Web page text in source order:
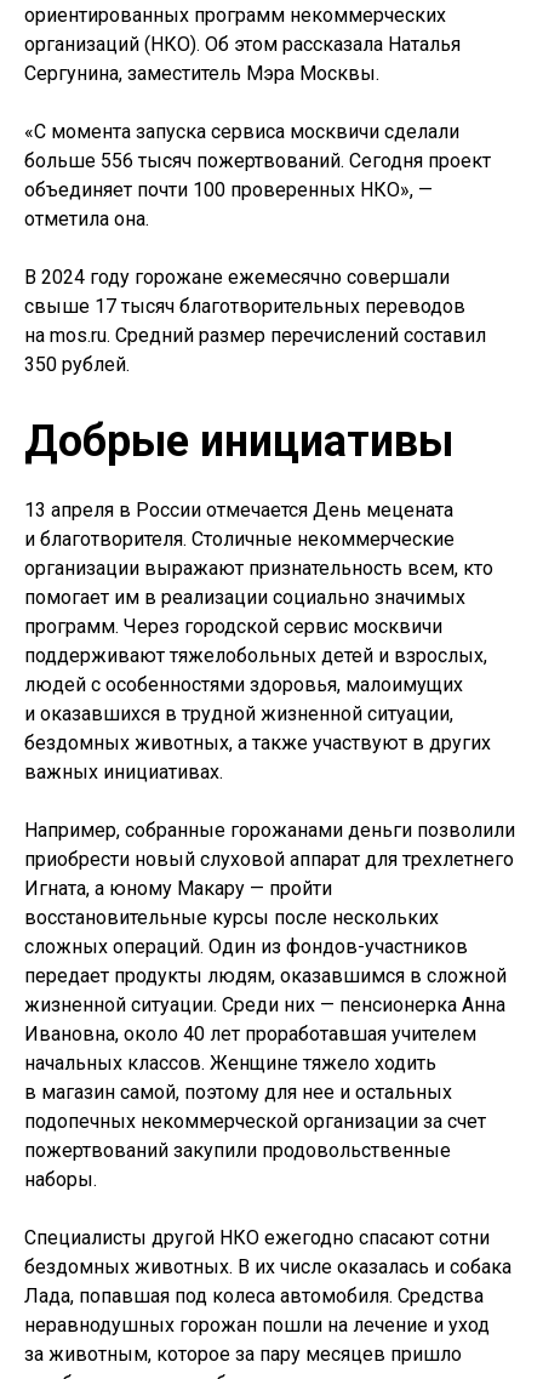
ориентированных программ некоммерческих
организаций (НКО). Об этом рассказала Наталья
Сергунина, заместитель Мэра Москвы.
«С момента запуска сервиса москвичи сделали
больше 556 тысяч пожертвований. Сегодня проект
объединяет почти 100 проверенных НКО», —
отметила она.
В 2024 году горожане ежемесячно совершали
свыше 17 тысяч благотворительных переводов
на mos.ru. Средний размер перечислений составил
350 рублей.
Добрые инициативы
13 апреля в России отмечается День мецената
и благотворителя. Столичные некоммерческие
организации выражают признательность всем, кто
помогает им в реализации социально значимых
программ. Через городской сервис москвичи
поддерживают тяжелобольных детей и взрослых,
людей с особенностями здоровья, малоимущих
и оказавшихся в трудной жизненной ситуации,
бездомных животных, а также участвуют в других
важных инициативах.
Например, собранные горожанами деньги позволили
приобрести новый слуховой аппарат для трехлетнего
Игната, а юному Макару — пройти
восстановительные курсы после нескольких
сложных операций. Один из фондов-участников
передает продукты людям, оказавшимся в сложной
жизненной ситуации. Среди них — пенсионерка Анна
Ивановна, около 40 лет проработавшая учителем
начальных классов. Женщине тяжело ходить
в магазин самой, поэтому для нее и остальных
подопечных некоммерческой организации за счет
пожертвований закупили продовольственные
наборы.
Специалисты другой НКО ежегодно спасают сотни
бездомных животных. В их числе оказалась и собака
Лада, попавшая под колеса автомобиля. Средства
неравнодушных горожан пошли на лечение и уход
за животным, которое за пару месяцев пришло